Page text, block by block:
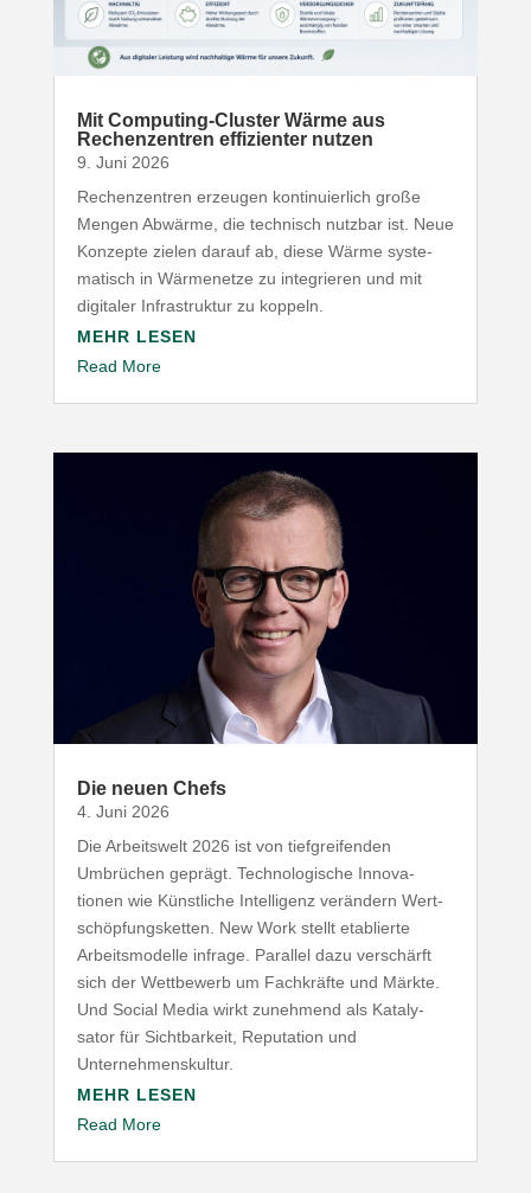
Mit Computing-​Cluster Wärme aus
Rechen­zentren effi­zi­enter nutzen
9. Juni 2026
Rechen­zentren erzeugen konti­nu­ierlich große
Mengen Abwärme, die technisch nutzbar ist. Neue
Konzepte zielen darauf ab, diese Wärme syste­
ma­tisch in Wärme­netze zu inte­grieren und mit
digitaler Infra­struktur zu koppeln.
MEHR LESEN
Read More
Die neuen Chefs
4. Juni 2026
Die Arbeitswelt 2026 ist von tief­grei­fenden
Umbrüchen geprägt. Tech­no­lo­gische Inno­va­
tionen wie Künst­liche Intel­ligenz verändern Wert­
schöp­fungs­ketten. New Work stellt etablierte
Arbeits­mo­delle infrage. Parallel dazu verschärft
sich der Wett­bewerb um Fach­kräfte und Märkte.
Und Social Media wirkt zunehmend als Kata­ly­
sator für Sicht­barkeit, Repu­tation und
Unternehmenskultur.
MEHR LESEN
Read More